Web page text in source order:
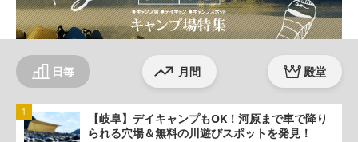
日毎 月間 殿堂
【岐阜】デイキャンプもOK！河原まで車で降り
られる穴場＆無料の川遊びスポットを発見！